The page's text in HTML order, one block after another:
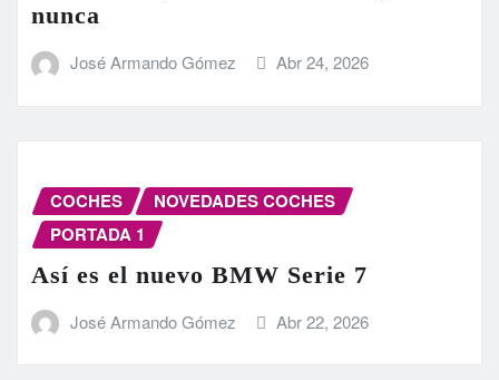
nunca
José Armando Gómez Abr 24, 2026
COCHES
NOVEDADES COCHES
PORTADA 1
Así es el nuevo BMW Serie 7
José Armando Gómez Abr 22, 2026